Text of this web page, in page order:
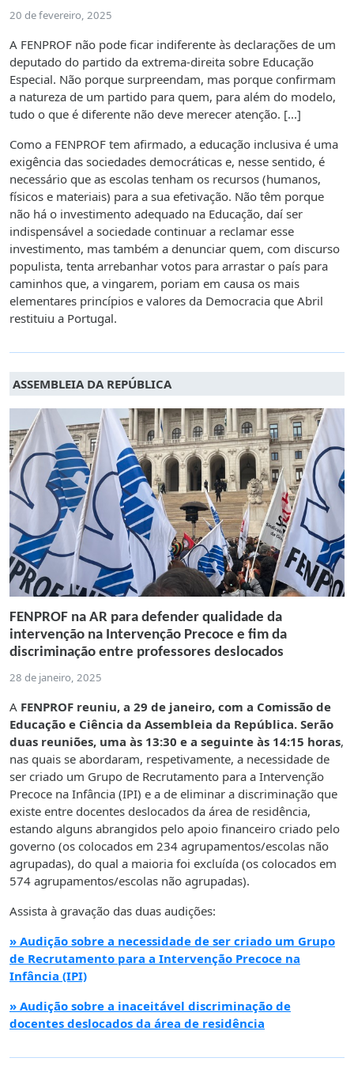
20 de fevereiro, 2025
A FENPROF não pode ficar indiferente às declarações de um
deputado do partido da extrema-direita sobre Educação
Especial. Não porque surpreendam, mas porque confirmam
a natureza de um partido para quem, para além do modelo,
tudo o que é diferente não deve merecer atenção. [...]
Como a FENPROF tem afirmado, a educação inclusiva é uma
exigência das sociedades democráticas e, nesse sentido, é
necessário que as escolas tenham os recursos (humanos,
físicos e materiais) para a sua efetivação. Não têm porque
não há o investimento adequado na Educação, daí ser
indispensável a sociedade continuar a reclamar esse
investimento, mas também a denunciar quem, com discurso
populista, tenta arrebanhar votos para arrastar o país para
caminhos que, a vingarem, poriam em causa os mais
elementares princípios e valores da Democracia que Abril
restituiu a Portugal.
ASSEMBLEIA DA REPÚBLICA
FENPROF na AR para defender qualidade da
intervenção na Intervenção Precoce e fim da
discriminação entre professores deslocados
28 de janeiro, 2025
A FENPROF reuniu, a 29 de janeiro, com a Comissão de
Educação e Ciência da Assembleia da República. Serão
duas reuniões, uma às 13:30 e a seguinte às 14:15 horas,
nas quais se abordaram, respetivamente, a necessidade de
ser criado um Grupo de Recrutamento para a Intervenção
Precoce na Infância (IPI) e a de eliminar a discriminação que
existe entre docentes deslocados da área de residência,
estando alguns abrangidos pelo apoio financeiro criado pelo
governo (os colocados em 234 agrupamentos/escolas não
agrupadas), do qual a maioria foi excluída (os colocados em
574 agrupamentos/escolas não agrupadas).
Assista à gravação das duas audições:
» Audição sobre a necessidade de ser criado um Grupo
de Recrutamento para a Intervenção Precoce na
Infância (IPI)
» Audição sobre a inaceitável discriminação de
docentes deslocados da área de residência